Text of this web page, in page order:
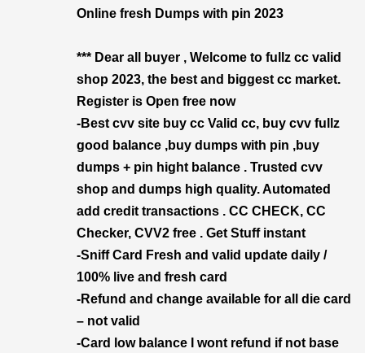
Online fresh Dumps with pin 2023
*** Dear all buyer , Welcome to fullz cc valid
shop 2023, the best and biggest cc market.
Register is Open free now
-Best cvv site buy cc Valid cc, buy cvv fullz
good balance ,buy dumps with pin ,buy
dumps + pin hight balance . Trusted cvv
shop and dumps high quality. Automated
add credit transactions . CC CHECK, CC
Checker, CVV2 free . Get Stuff instant
-Sniff Card Fresh and valid update daily /
100% live and fresh card
-Refund and change available for all die card
– not valid
-Card low balance I wont refund if not base